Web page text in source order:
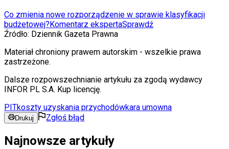
Co zmienia nowe rozporządzenie w sprawie klasyfikacji
budżetowej?Komentarz ekspertaSprawdź
Źródło: Dziennik Gazeta Prawna
Materiał chroniony prawem autorskim - wszelkie prawa
zastrzeżone.
Dalsze rozpowszechnianie artykułu za zgodą wydawcy
INFOR PL S.A. Kup licencję.
PITkoszty uzyskania przychodówkara umowna
Drukuj Zgłoś błąd
Najnowsze artykuły